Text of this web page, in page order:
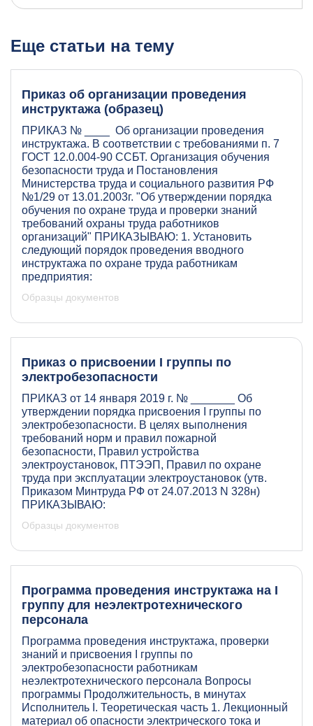
Еще статьи на тему
Приказ об организации проведения
инструктажа (образец)
ПРИКАЗ № ____ Об организации проведения
инструктажа. В соответствии с требованиями п. 7
ГОСТ 12.0.004-90 ССБТ. Организация обучения
безопасности труда и Постановления
Министерства труда и социального развития РФ
№1/29 от 13.01.2003г. "Об утверждении порядка
обучения по охране труда и проверки знаний
требований охраны труда работников
организаций" ПРИКАЗЫВАЮ: 1. Установить
следующий порядок проведения вводного
инструктажа по охране труда работникам
предприятия:
Образцы документов
Приказ о присвоении I группы по
электробезопасности
ПРИКАЗ от 14 января 2019 г. № _______ Об
утверждении порядка присвоения I группы по
электробезопасности. В целях выполнения
требований норм и правил пожарной
безопасности, Правил устройства
электроустановок, ПТЭЭП, Правил по охране
труда при эксплуатации электроустановок (утв.
Приказом Минтруда РФ от 24.07.2013 N 328н)
ПРИКАЗЫВАЮ:
Образцы документов
Программа проведения инструктажа на I
группу для неэлектротехнического
персонала
Программа проведения инструктажа, проверки
знаний и присвоения I группы по
электробезопасности работникам
неэлектротехнического персонала Вопросы
программы Продолжительность, в минутах
Исполнитель I. Теоретическая часть 1. Лекционный
материал об опасности электрического тока и